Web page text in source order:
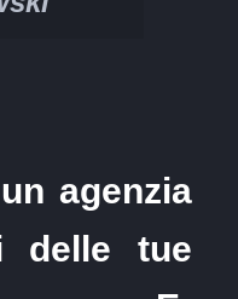
agenzia
delle tue